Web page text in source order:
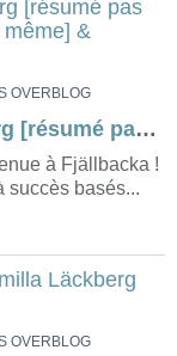
OVERBLOG
LA SORCIÈRE de Camilla Läckberg [résumé pas trop spoilant mais un p’tit peu quand même] & [critique]
à Fjällbacka !
succès basés...
OVERBLOG